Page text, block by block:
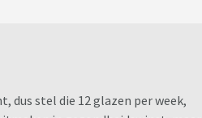
dus stel die 12 glazen per week,